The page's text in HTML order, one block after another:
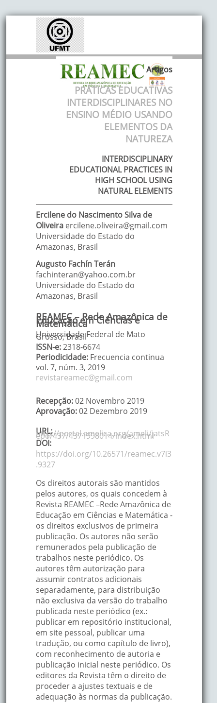
Artigos
PRÁTICAS EDUCATIVAS
INTERDISCIPLINARES NO
ENSINO MÉDIO USANDO
ELEMENTOS DA
NATUREZA
INTERDISCIPLINARY
EDUCATIONAL PRACTICES IN
HIGH SCHOOL USING
NATURAL ELEMENTS
Ercilene do Nascimento Silva de
Oliveira ercilene.oliveira@gmail.com
Universidade do Estado do
Amazonas, Brasil
Augusto Fachín Terán
fachinteran@yahoo.com.br
Universidade do Estado do
Amazonas, Brasil
REAMEC – Rede Amazônica de
Educação em Ciências e
Matemática
Universidade Federal de Mato
Grosso, Brasil
ISSN-e:2318-6674
Periodicidade: Frecuencia continua
vol. 7, núm. 3, 2019
revistareamec@gmail.com
Recepção:02 Novembro 2019
Aprovação:02 Dezembro 2019
URL:
http://portal.amelica.org/ameli/jatsR
epo/437/4371998014/index.html
DOI:
https://doi.org/10.26571/reamec.v7i3
.9327
Os direitos autorais são mantidos
pelos autores, os quais concedem à
Revista REAMEC –Rede Amazônica de
Educação em Ciências e Matemática -
os direitos exclusivos de primeira
publicação. Os autores não serão
remunerados pela publicação de
trabalhos neste periódico. Os
autores têm autorização para
assumir contratos adicionais
separadamente, para distribuição
não exclusiva da versão do trabalho
publicada neste periódico (ex.:
publicar em repositório institucional,
em site pessoal, publicar uma
tradução, ou como capítulo de livro),
com reconhecimento de autoria e
publicação inicial neste periódico. Os
editores da Revista têm o direito de
proceder a ajustes textuais e de
adequação às normas da publicação.